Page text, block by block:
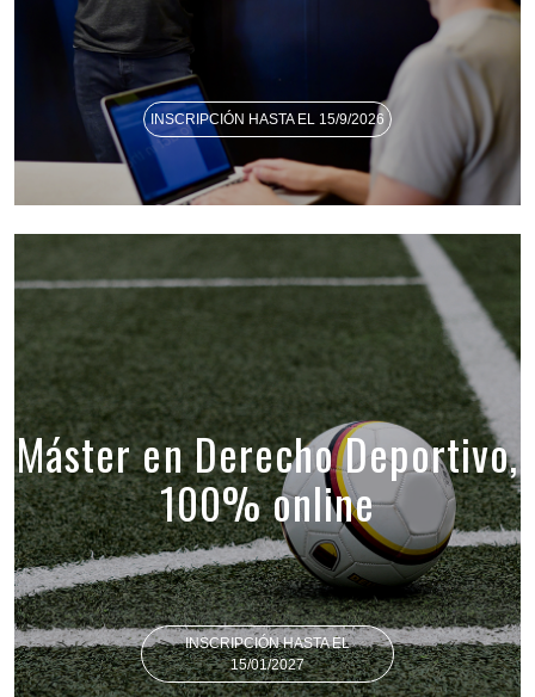
INSCRIPCIÓN HASTA EL 15/9/2026
Máster en Derecho Deportivo,
100% online
INSCRIPCIÓN HASTA EL
15/01/2027